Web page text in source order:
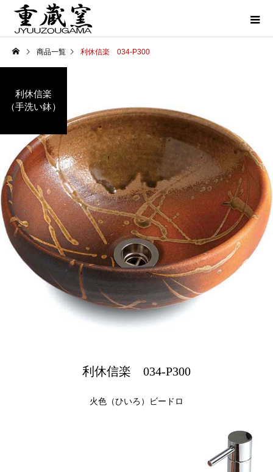
商品一覧 利休信楽 034-P300
利休信楽
（手洗い鉢）
利休信楽 034-P300
火色（ひいろ）ビードロ